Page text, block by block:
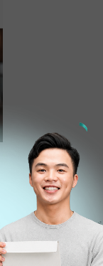
dàng để đeo cổ
size S có thể